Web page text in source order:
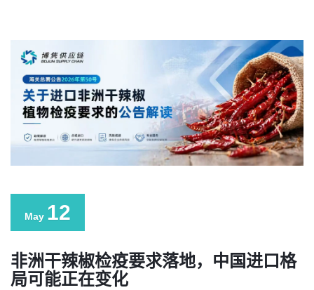
May 12
非洲干辣椒检疫要求落地，中国进口格
局可能正在变化